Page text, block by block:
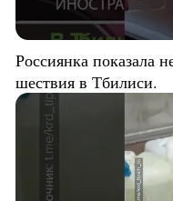
Россиянка показала
шествия в Тбилиси.